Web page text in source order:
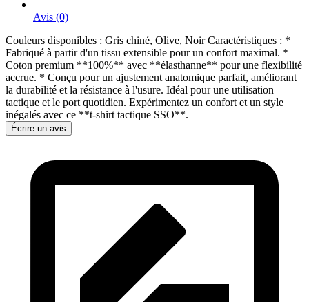
Avis (0)
Couleurs disponibles : Gris chiné, Olive, Noir Caractéristiques : *
Fabriqué à partir d'un tissu extensible pour un confort maximal. *
Coton premium **100%** avec **élasthanne** pour une flexibilité
accrue. * Conçu pour un ajustement anatomique parfait, améliorant
la durabilité et la résistance à l'usure. Idéal pour une utilisation
tactique et le port quotidien. Expérimentez un confort et un style
inégalés avec ce **t-shirt tactique SSO**.
Écrire un avis